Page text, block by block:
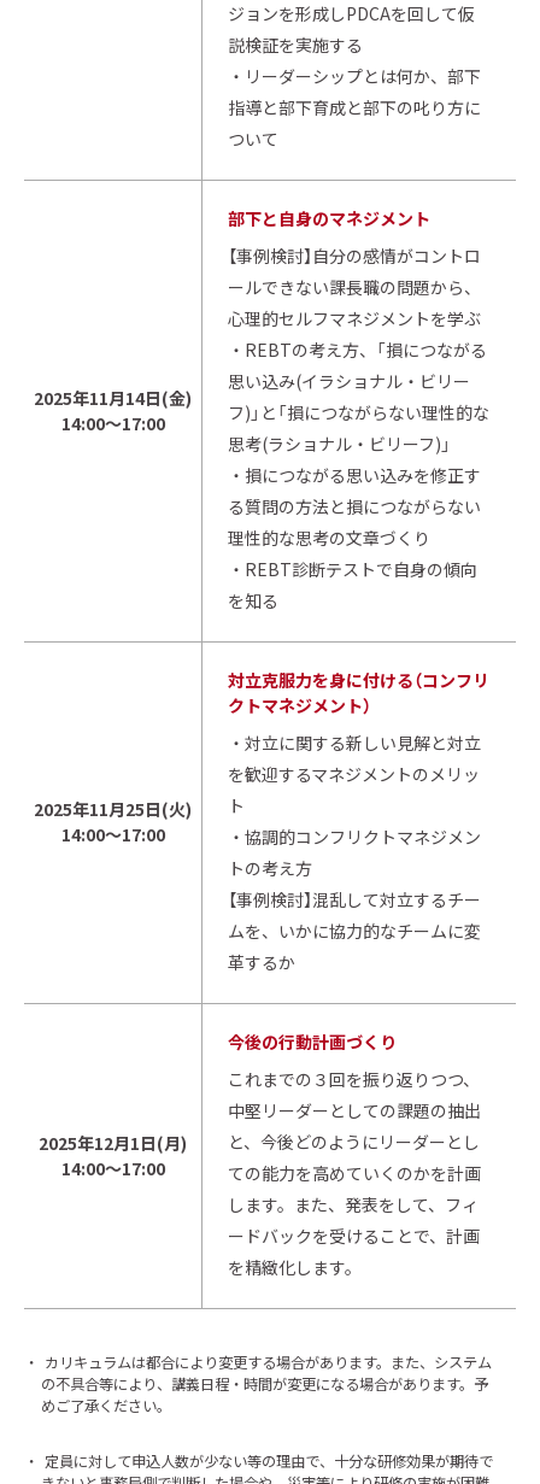
ジョンを形成しPDCAを回して仮
説検証を実施する
・リーダーシップとは何か、部下
指導と部下育成と部下の叱り方に
ついて
2025年11月14日(金)
14:00～17:00
部下と自身のマネジメント
【事例検討】自分の感情がコントロ
ールできない課長職の問題から、
心理的セルフマネジメントを学ぶ
・REBTの考え方、「損につながる
思い込み(イラショナル・ビリー
フ)」と「損につながらない理性的な
思考(ラショナル・ビリーフ)」
・損につながる思い込みを修正す
る質問の方法と損につながらない
理性的な思考の文章づくり
・REBT診断テストで自身の傾向
を知る
2025年11月25日(火)
14:00～17:00
対立克服力を身に付ける（コンフリ
クトマネジメント）
・対立に関する新しい見解と対立
を歓迎するマネジメントのメリッ
ト
・協調的コンフリクトマネジメン
トの考え方
【事例検討】混乱して対立するチー
ムを、いかに協力的なチームに変
革するか
2025年12月1日(月)
14:00～17:00
今後の行動計画づくり
これまでの３回を振り返りつつ、
中堅リーダーとしての課題の抽出
と、今後どのようにリーダーとし
ての能力を高めていくのかを計画
します。また、発表をして、フィ
ードバックを受けることで、計画
を精緻化します。
・ カリキュラムは都合により変更する場合があります。また、システム
の不具合等により、講義日程・時間が変更になる場合があります。予
めご了承ください。
・ 定員に対して申込人数が少ない等の理由で、十分な研修効果が期待で